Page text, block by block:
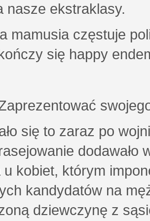
nasze ekstraklasy.
mamusia częstuje
się happy
to zaraz po wojnie
dodawało
u kobiet, którym
kandydatów na
dziewczynę z